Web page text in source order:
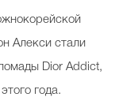
Алекси стали
Dior Addict,
года.